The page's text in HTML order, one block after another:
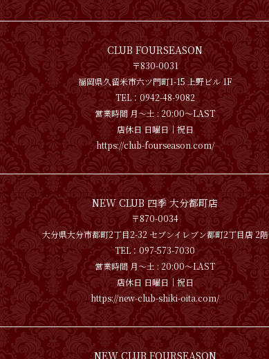
CLUB FOURSEASON
〒830-0031
福岡県久留米市六ツ門町1-15 上野ビル 1F
TEL：0942-48-9082
営業時間 月〜土 : 20:00～LAST
店休日 日曜日│祝日
https://club-fourseason.com/
NEW CLUB 四季 大分都町店
〒870-0034
大分県大分市都町2丁目2-32 セブンイレブン都町2丁目店 2階
TEL：097-573-7030
営業時間 月〜土 : 20:00～LAST
店休日 日曜日│祝日
https://new-club-shiki-oita.com/
NEW CLUB FOURSEASON